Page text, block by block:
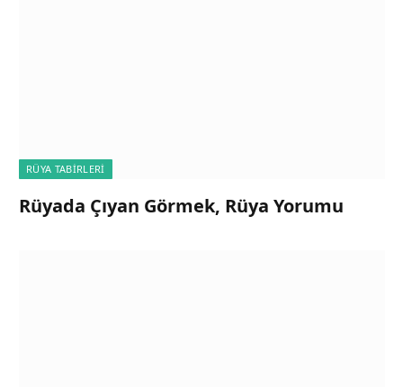
RÜYA TABIRLERI
Rüyada Çıyan Görmek, Rüya Yorumu